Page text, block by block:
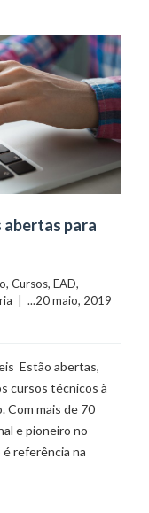
abertas para
, Cursos, EAD
  |  ...20 maio, 2019
Estão abertas,
cursos técnicos à
Com mais de 70
e pioneiro no
referência na